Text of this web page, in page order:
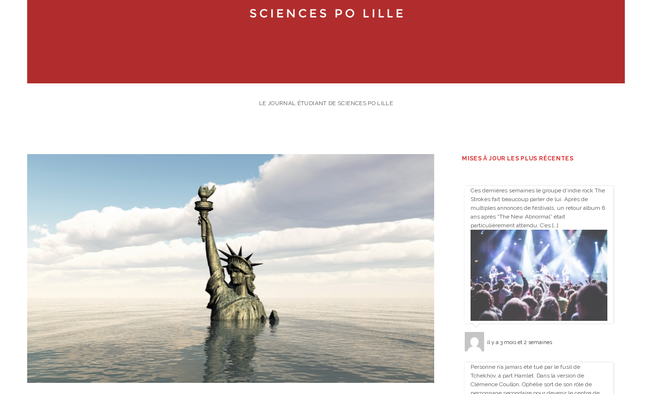
LE JOURNAL ÉTUDIANT DE SCIENCES PO LILLE
MISES À JOUR LES PLUS RÉCENTES
Ces dernières semaines le groupe d’indie rock The
Strokes fait beaucoup parler de lui. Après de
multiples annonces de festivals, un retour album 6
ans après “The New Abnormal” était
particulièrement attendu. C’es […]
il y a 3 mois et 2 semaines
Personne n’a jamais été tué par le fusil de
Tchekhov, à part Hamlet. Dans la version de
Clémence Coullon, Ophélie sort de son rôle de